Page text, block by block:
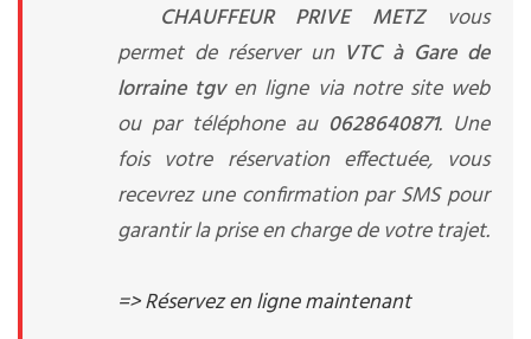
CHAUFFEUR PRIVE METZ vous
permet de réserver un VTC à Gare de
lorraine tgven ligne via notre site web
ou par téléphone au 0628640871. Une
fois votre réservation effectuée, vous
recevrez une confirmation par SMS pour
garantir la prise en charge de votre trajet.
=> Réservez en ligne maintenant